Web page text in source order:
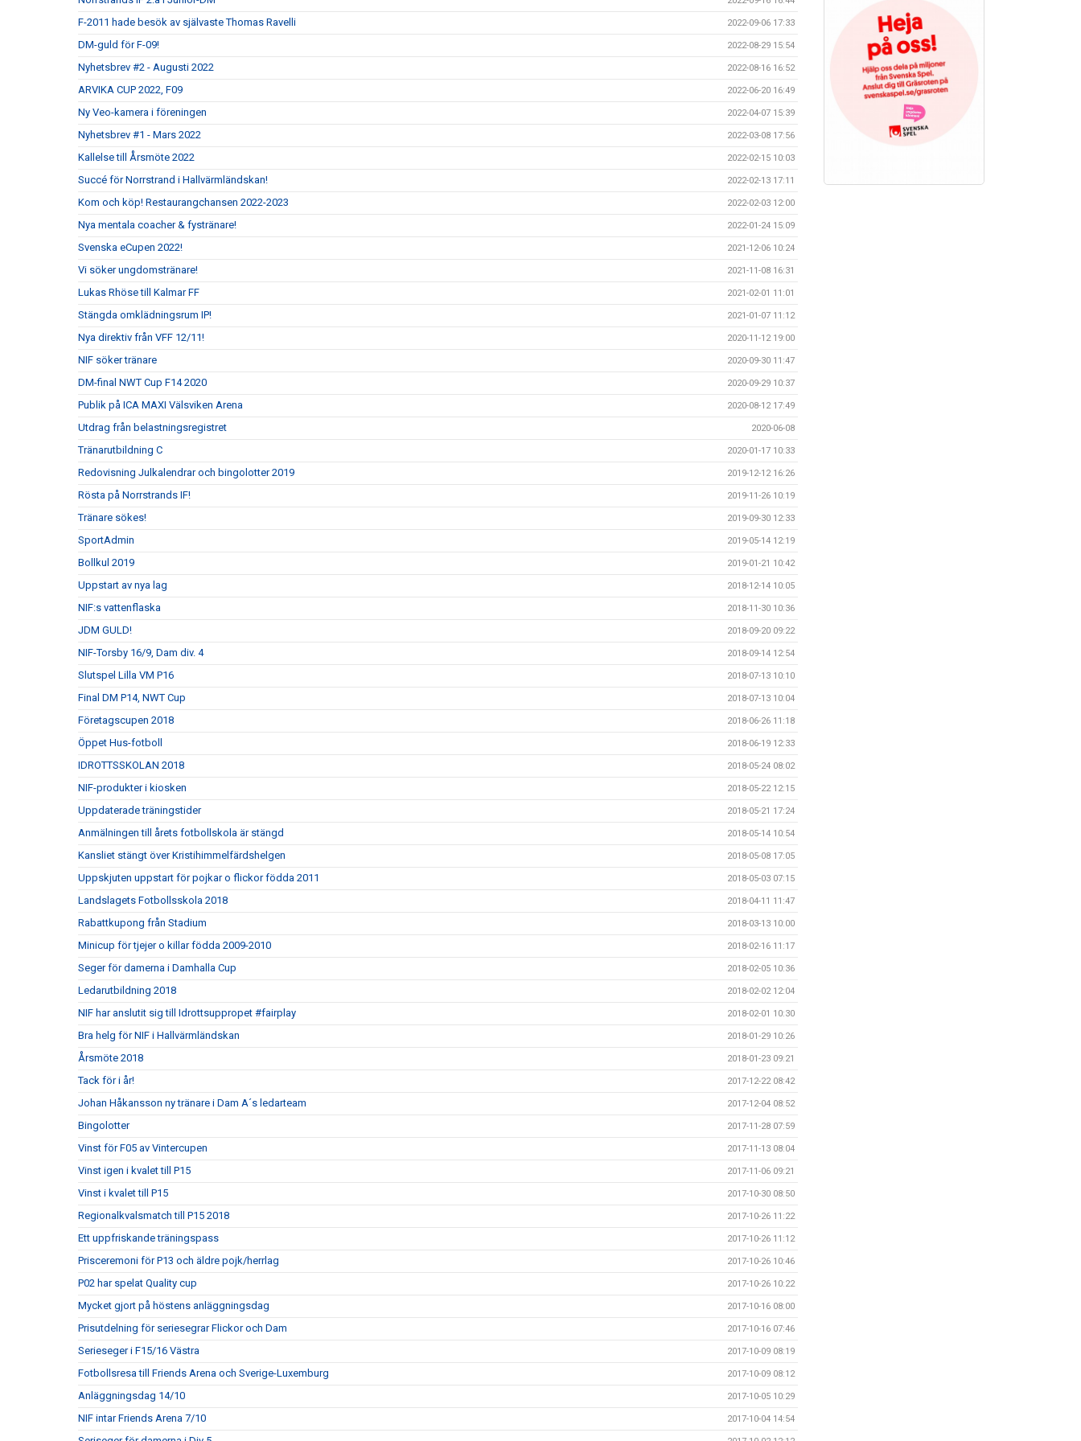
F-2011 hade besök av självaste Thomas Ravelli 2022-09-06 17:33
DM-guld för F-09! 2022-08-29 15:54
Nyhetsbrev #2 - Augusti 2022 2022-08-16 16:52
ARVIKA CUP 2022, F09 2022-06-20 16:49
Ny Veo-kamera i föreningen 2022-04-07 15:39
Nyhetsbrev #1 - Mars 2022 2022-03-08 17:56
Kallelse till Årsmöte 2022 2022-02-15 10:03
Succé för Norrstrand i Hallvärmländskan! 2022-02-13 17:11
Kom och köp! Restaurangchansen 2022-2023 2022-02-03 12:00
Nya mentala coacher & fystränare! 2022-01-24 15:09
Svenska eCupen 2022! 2021-12-06 10:24
Vi söker ungdomstränare! 2021-11-08 16:31
Lukas Rhöse till Kalmar FF 2021-02-01 11:01
Stängda omklädningsrum IP! 2021-01-07 11:12
Nya direktiv från VFF 12/11! 2020-11-12 19:00
NIF söker tränare 2020-09-30 11:47
DM-final NWT Cup F14 2020 2020-09-29 10:37
Publik på ICA MAXI Välsviken Arena 2020-08-12 17:49
Utdrag från belastningsregistret 2020-06-08
Tränarutbildning C 2020-01-17 10:33
Redovisning Julkalendrar och bingolotter 2019 2019-12-12 16:26
Rösta på Norrstrands IF! 2019-11-26 10:19
Tränare sökes! 2019-09-30 12:33
SportAdmin 2019-05-14 12:19
Bollkul 2019 2019-01-21 10:42
Uppstart av nya lag 2018-12-14 10:05
NIF:s vattenflaska 2018-11-30 10:36
JDM GULD! 2018-09-20 09:22
NIF-Torsby 16/9, Dam div. 4 2018-09-14 12:54
Slutspel Lilla VM P16 2018-07-13 10:10
Final DM P14, NWT Cup 2018-07-13 10:04
Företagscupen 2018 2018-06-26 11:18
Öppet Hus-fotboll 2018-06-19 12:33
IDROTTSSKOLAN 2018 2018-05-24 08:02
NIF-produkter i kiosken 2018-05-22 12:15
Uppdaterade träningstider 2018-05-21 17:24
Anmälningen till årets fotbollskola är stängd 2018-05-14 10:54
Kansliet stängt över Kristihimmelfärdshelgen 2018-05-08 17:05
Uppskjuten uppstart för pojkar o flickor födda 2011 2018-05-03 07:15
Landslagets Fotbollsskola 2018 2018-04-11 11:47
Rabattkupong från Stadium 2018-03-13 10:00
Minicup för tjejer o killar födda 2009-2010 2018-02-16 11:17
Seger för damerna i Damhalla Cup 2018-02-05 10:36
Ledarutbildning 2018 2018-02-02 12:04
NIF har anslutit sig till Idrottsuppropet #fairplay 2018-02-01 10:30
Bra helg för NIF i Hallvärmländskan 2018-01-29 10:26
Årsmöte 2018 2018-01-23 09:21
Tack för i år! 2017-12-22 08:42
Johan Håkansson ny tränare i Dam A´s ledarteam 2017-12-04 08:52
Bingolotter 2017-11-28 07:59
Vinst för F05 av Vintercupen 2017-11-13 08:04
Vinst igen i kvalet till P15 2017-11-06 09:21
Vinst i kvalet till P15 2017-10-30 08:50
Regionalkvalsmatch till P15 2018 2017-10-26 11:22
Ett uppfriskande träningspass 2017-10-26 11:12
Prisceremoni för P13 och äldre pojk/herrlag 2017-10-26 10:46
P02 har spelat Quality cup 2017-10-26 10:22
Mycket gjort på höstens anläggningsdag 2017-10-16 08:00
Prisutdelning för seriesegrar Flickor och Dam 2017-10-16 07:46
Serieseger i F15/16 Västra 2017-10-09 08:19
Fotbollsresa till Friends Arena och Sverige-Luxemburg 2017-10-09 08:12
Anläggningsdag 14/10 2017-10-05 10:29
NIF intar Friends Arena 7/10 2017-10-04 14:54